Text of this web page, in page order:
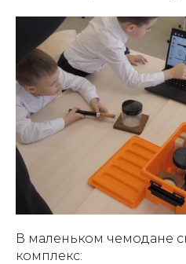
В маленьком чемодане
комплекс: